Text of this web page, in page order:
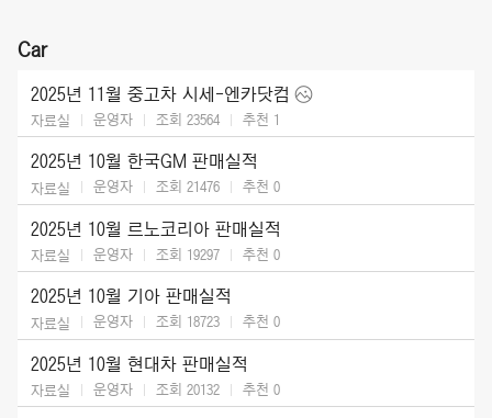
Car
2025년 11월 중고차 시세-엔카닷컴
자료실 운영자 조회 23564 추천 1
2025년 10월 한국GM 판매실적
자료실 운영자 조회 21476 추천 0
2025년 10월 르노코리아 판매실적
자료실 운영자 조회 19297 추천 0
2025년 10월 기아 판매실적
자료실 운영자 조회 18723 추천 0
2025년 10월 현대차 판매실적
자료실 운영자 조회 20132 추천 0